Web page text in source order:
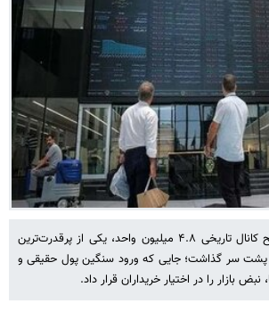
بورس تهران امروز با فتح کانال تاریخی ۴.۸ میلیون واحد، یکی از پرقدرت‌ترین
پشت سر گذاشت؛ جایی که ورود سنگین پول حقیقی و
بازار را در اختیار خریداران قرار داد.